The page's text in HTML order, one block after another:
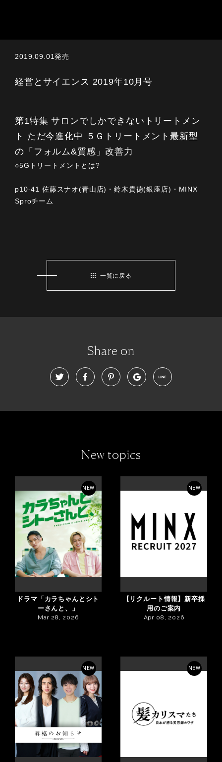
2019.09.01発売
経営とサイエンス 2019年10月号
第1特集 サロンでしかできないトリートメン
ト ただ今進化中 ５Ｇトリートメント最新型
の「フォルム&質感」改善力
○5Gトリートメントとは?
p10-41 佐藤スナオ(青山店)・鈴木貴徳(銀座店)・MINX
Sproチーム
一覧に戻る
Share on
New topics
NEW
ドラマ「カラちゃんとシト
ーさんと、」
Mar 28, 2026
NEW
【リクルート情報】新卒採
用のご案内
Apr 08, 2026
NEW NEW